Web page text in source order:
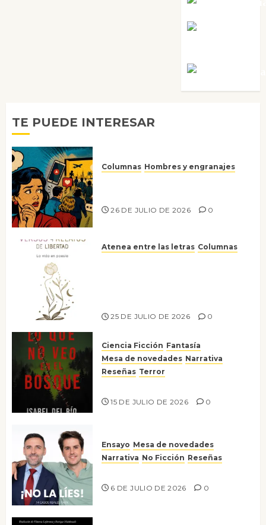
TE PUEDE INTERESAR
Columnas Hombres y engranajes
26 DE JULIO DE 2026 0
Atenea entre las letras Columnas
25 DE JULIO DE 2026 0
Ciencia Ficción Fantasía
Mesa de novedades Narrativa
Reseñas Terror
15 DE JULIO DE 2026 0
Ensayo Mesa de novedades
Narrativa No Ficción Reseñas
6 DE JULIO DE 2026 0